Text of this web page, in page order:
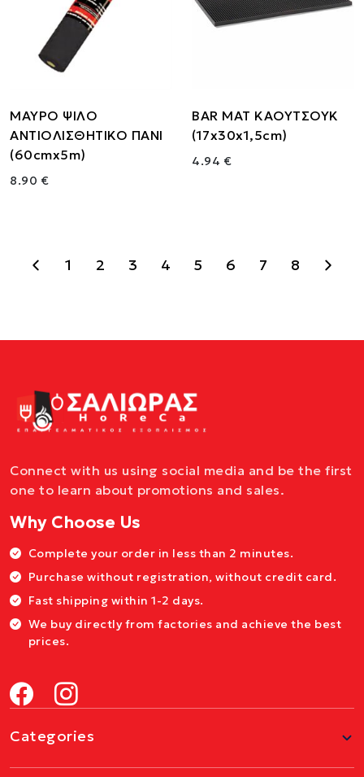
ΜΑΥΡΟ ΨΙΛΟ
ΑΝΤΙΟΛΙΣΘΗΤΙΚΟ ΠΑΝΙ
(60cmx5m)
8.90 €
BAR MAT ΚΑΟΥΤΣΟΥΚ
(17x30x1,5cm)
4.94 €
1 2 3 4 5 6 7 8
Connect with us using social media and be the first
one to learn about promotions and sales.
Why Choose Us
Complete your order in less than 2 minutes.
Purchase without registration, without credit card.
Fast shipping within 1-2 days.
We buy directly from factories and achieve the best
prices.
Categories